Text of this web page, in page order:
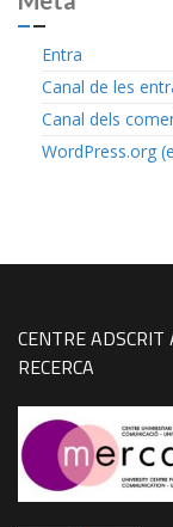
Entra
Canal de les
Canal dels
WordPress.org
CENTRE
RECERCA